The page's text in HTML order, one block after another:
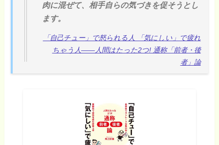
肉に混ぜて、相手自らの気づきを促そうとし
ます。
「自己チュー」で怒られる人 「気にしい」で疲れ
ちゃう人――人間はたった2つ! 通称「前者・後
者」論